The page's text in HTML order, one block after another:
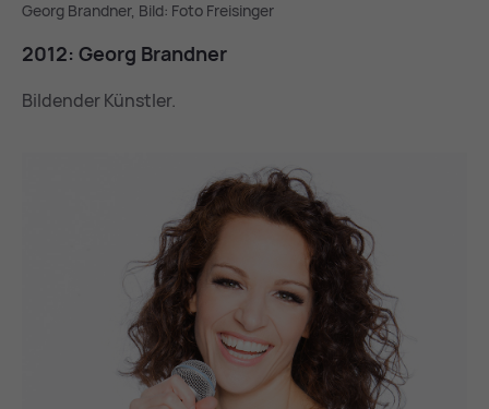
Georg Brandner, Bild: Foto Freisinger
2012: Ge­org Brand­ner
Bildender Künstler.